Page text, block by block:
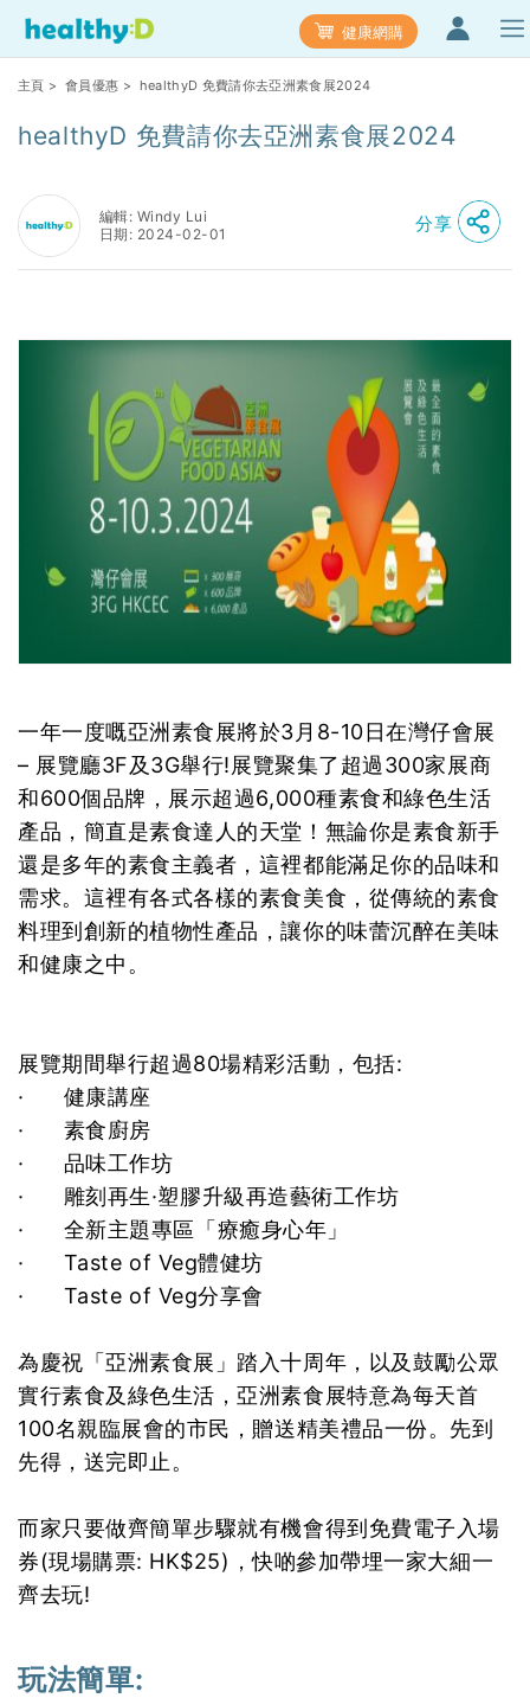
健康網購
主頁 > 會員優惠 > healthyD 免費請你去亞洲素食展2024
healthyD 免費請你去亞洲素食展2024
編輯: Windy Lui
日期: 2024-02-01
分享
一年一度嘅亞洲素食展將於3月8-10日在灣仔會展
– 展覽廳3F及3G舉行!展覽聚集了超過300家展商
和600個品牌，展示超過6,000種素食和綠色生活
產品，簡直是素食達人的天堂！無論你是素食新手
還是多年的素食主義者，這裡都能滿足你的品味和
需求。這裡有各式各樣的素食美食，從傳統的素食
料理到創新的植物性產品，讓你的味蕾沉醉在美味
和健康之中。
展覽期間舉行超過80場精彩活動，包括:
· 健康講座
· 素食廚房
· 品味工作坊
· 雕刻再生·塑膠升級再造藝術工作坊
· 全新主題專區「療癒身心年」
· Taste of Veg體健坊
· Taste of Veg分享會
為慶祝「亞洲素食展」踏入十周年，以及鼓勵公眾
實行素食及綠色生活，亞洲素食展特意為每天首
100名親臨展會的市民，贈送精美禮品一份。先到
先得，送完即止。
而家只要做齊簡單步驟就有機會得到免費電子入場
券(現場購票: HK$25)，快啲參加帶埋一家大細一
齊去玩!
玩法簡單: